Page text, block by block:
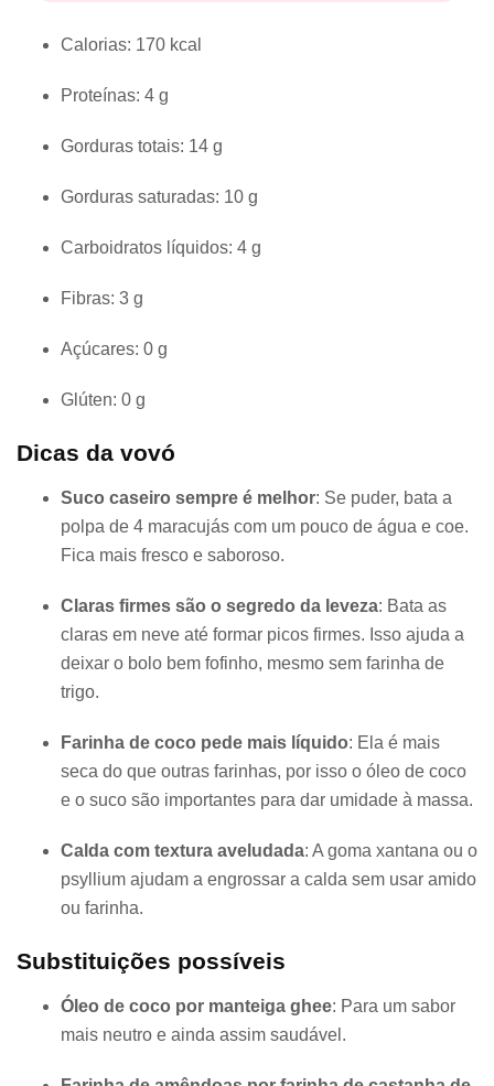
Calorias: 170 kcal
Proteínas: 4 g
Gorduras totais: 14 g
Gorduras saturadas: 10 g
Carboidratos líquidos: 4 g
Fibras: 3 g
Açúcares: 0 g
Glúten: 0 g
Dicas da vovó
Suco caseiro sempre é melhor: Se puder, bata a
polpa de 4 maracujás com um pouco de água e coe.
Fica mais fresco e saboroso.
Claras firmes são o segredo da leveza: Bata as
claras em neve até formar picos firmes. Isso ajuda a
deixar o bolo bem fofinho, mesmo sem farinha de
trigo.
Farinha de coco pede mais líquido: Ela é mais
seca do que outras farinhas, por isso o óleo de coco
e o suco são importantes para dar umidade à massa.
Calda com textura aveludada: A goma xantana ou o
psyllium ajudam a engrossar a calda sem usar amido
ou farinha.
Substituições possíveis
Óleo de coco por manteiga ghee: Para um sabor
mais neutro e ainda assim saudável.